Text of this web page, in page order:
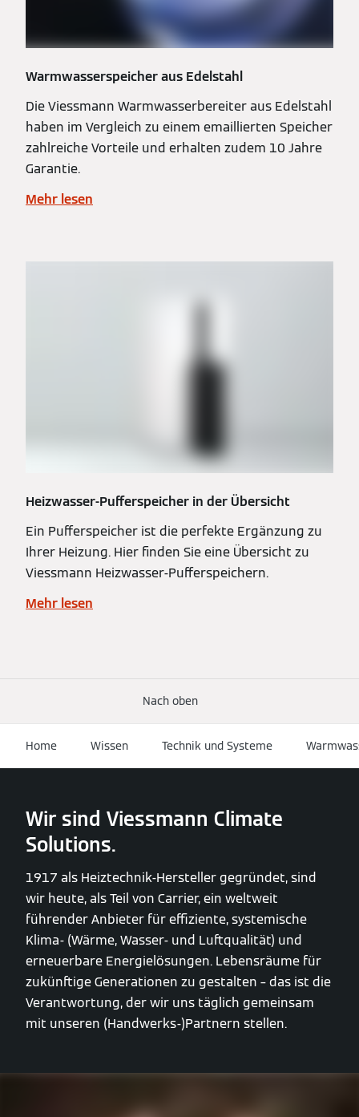
Warmwasserspeicher aus Edelstahl
Die Viessmann Warmwasserbereiter aus Edelstahl
haben im Vergleich zu einem emaillierten Speicher
zahlreiche Vorteile und erhalten zudem 10 Jahre
Garantie.
Mehr lesen
Heizwasser-Pufferspeicher in der Übersicht
Ein Pufferspeicher ist die perfekte Ergänzung zu
Ihrer Heizung. Hier finden Sie eine Übersicht zu
Viessmann Heizwasser-Pufferspeichern.
Mehr lesen
Nach oben
Home Wissen Technik und Systeme
Wir sind Viessmann Climate
Solutions.
1917 als Heiztechnik-Hersteller gegründet, sind
wir heute, als Teil von Carrier, ein weltweit
führender Anbieter für effiziente, systemische
Klima- (Wärme, Wasser- und Luftqualität) und
erneuerbare Energielösungen. Lebensräume für
zukünftige Generationen zu gestalten – das ist die
Verantwortung, der wir uns täglich gemeinsam
mit unseren (Handwerks-)Partnern stellen.